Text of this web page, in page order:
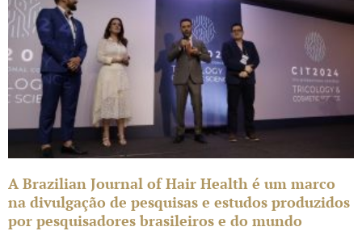
A Brazilian Journal of Hair Health é um marco
na divulgação de pesquisas e estudos produzidos
por pesquisadores brasileiros e do mundo